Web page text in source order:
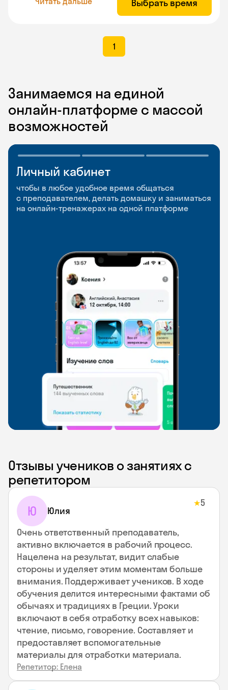
Выбрать время
1
Занимаемся на единой
онлайн-платформе с массой
возможностей
Личный кабинет
чтобы в любое удобное время общаться
с преподавателем, делать домашку и заниматься
на онлайн-тренажерах на одной платформе
Мобильное
приложение
чтобы заниматься и изучать новые слова где
и когда удобно
Разговорные клубы
и Talks
Групповые занятия для разговорной практики
и индивидуальные встречи с преподавателями
Отзывы учеников о занятиях с
репетитором
Ю Юлия
★5
Очень ответственный преподаватель,
активно включается в рабочий процесс.
Нацелена на результат, видит слабые
стороны и уделяет этим моментам больше
внимания. Поддерживает учеников. В ходе
обучения делится интересными фактами об
обычаях и традициях в Греции. Уроки
включают в себя отработку всех навыков:
чтение, письмо, говорение. Составляет и
предоставляет вспомогательные
материалы для отработки материала.
Репетитор: Елена